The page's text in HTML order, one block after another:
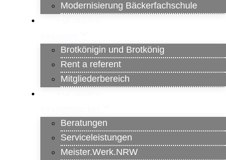
Modernisierung Bäckerfachschule
Brotkönigin und Brotkönig
Rent a referent
Mitgliederbereich
Beratungen
Serviceleistungen
Meister.Werk.NRW